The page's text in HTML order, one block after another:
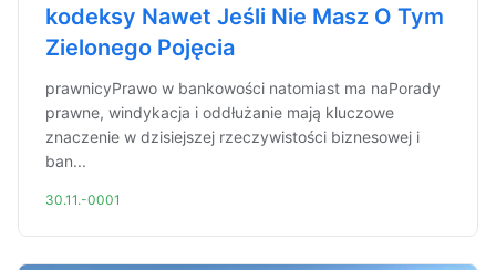
kodeksy Nawet Jeśli Nie Masz O Tym
Zielonego Pojęcia
prawnicyPrawo w bankowości natomiast ma naPorady
prawne, windykacja i oddłużanie mają kluczowe
znaczenie w dzisiejszej rzeczywistości biznesowej i
ban...
30.11.-0001